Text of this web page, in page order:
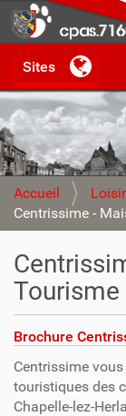
Accueil
Centrissime -
Tourisme
Brochure
Centrissime
touristiques des
Chapelle-lez-